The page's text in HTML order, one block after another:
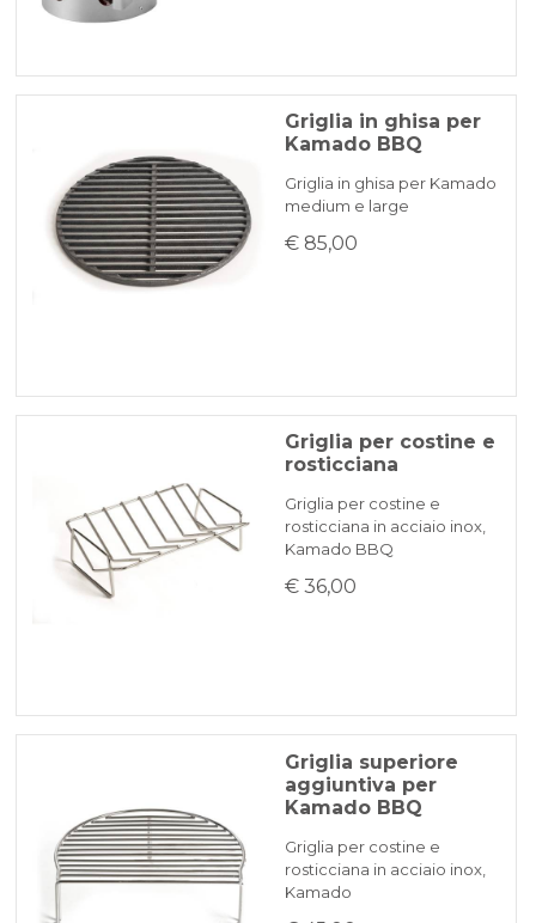
Griglia in ghisa per
Kamado BBQ
Griglia in ghisa per Kamado
medium e large
€ 85,00
Griglia per costine e
rosticciana
Griglia per costine e
rosticciana in acciaio inox,
Kamado BBQ
€ 36,00
Griglia superiore
aggiuntiva per
Kamado BBQ
Griglia per costine e
rosticciana in acciaio inox,
Kamado